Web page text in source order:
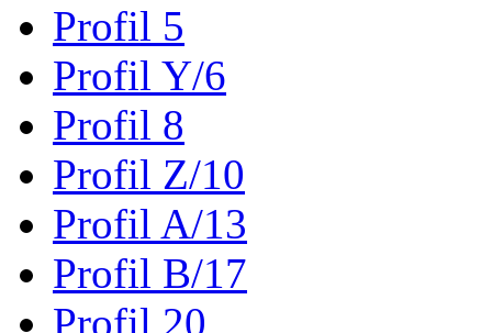
Profil 5
Profil Y/6
Profil 8
Profil Z/10
Profil A/13
Profil B/17
Profil 20